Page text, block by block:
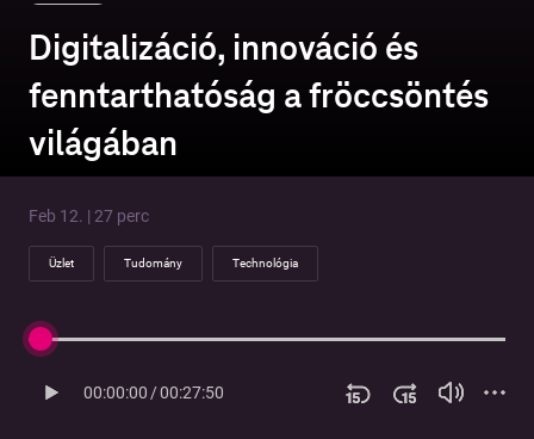
Digitalizáció, innováció és
fenntarthatóság a fröccsöntés
világában
Feb 12. | 27 perc
Üzlet Tudomány Technológia
00:00:00/00:27:50